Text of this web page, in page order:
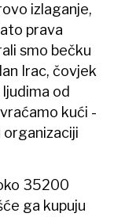
izlaganje,
prava
smo bečku
Irac, čovjek
od
kući -
35200
ga kupuju